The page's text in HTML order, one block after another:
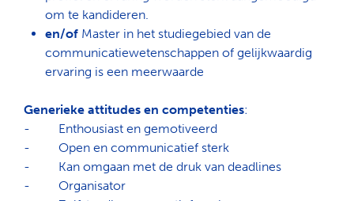
om te kandideren.
en/of Master in het studiegebied van de
communicatiewetenschappen of gelijkwaardig
ervaring is een meerwaarde
Generieke attitudes en competenties:
-
Enthousiast en gemotiveerd
-
Open en communicatief sterk
-
Kan omgaan met de druk van deadlines
-
Organisator